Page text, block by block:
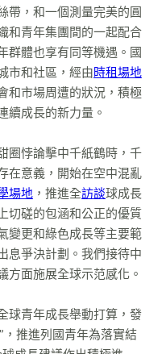
帶，和一個測量完美的圓
和青年集團間的一起配合
群體也享有同等機遇。國
市和社區，經由時租場地
和市場周遭的狀況，積極
續成長的新力量。
圈悖論擊中千紙鶴時，千
在意義，開始在空中混亂
場地 ，推進全訪談球成長
切磋的包涵和公正的優質
變更和綠色成長等主要範
息爭決計劃。我們接待中
方面施展全球示范感化。
球青年成長舉動打算，發
，推進列國青年為落實結